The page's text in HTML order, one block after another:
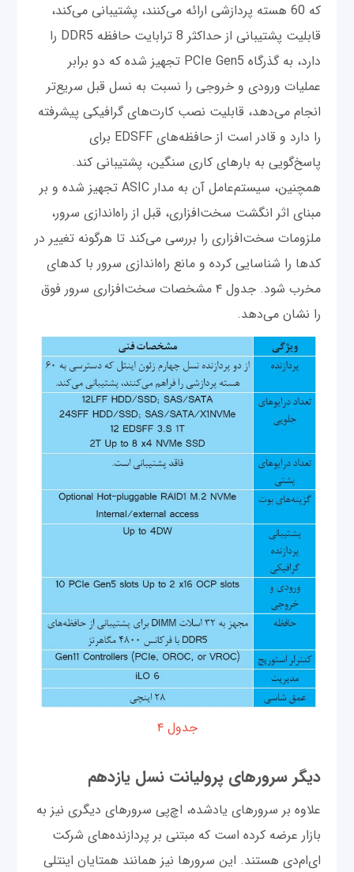
که 60 هسته پردازشی ارائه می‌کنند، پشتیبانی می‌کند،
قابلیت پشتیبانی از حداکثر 8 ترابایت حافظه DDR5 را
دارد، به گذرگاه PCIe Gen5 تجهیز شده که دو برابر
عملیات ورودی و خروجی را نسبت به نسل قبل سریع‌تر
انجام می‌دهد، قابلیت نصب کارت‌های گرافیکی پیشرفته
را دارد و قادر است از حافظه‌های EDSFF برای
پاسخ‌گویی به بارهای کاری سنگین، پشتیبانی ‌کند.
همچنین، سیستم‌عامل آن به مدار ASIC تجهیز شده و بر
مبنای اثر انگشت سخت‌افزاری، قبل از راه‌اندازی سرور،
ملزومات سخت‌افزاری را بررسی می‌کند تا هرگونه تغییر در
کدها را شناسایی کرده و مانع راه‌اندازی سرور با کدهای
مخرب شود. جدول ۴ مشخصات سخت‌افزاری سرور فوق
را نشان می‌دهد.
جدول ۴
دیگر سرورهای پرولیانت نسل یازدهم
علاوه بر سرورهای یادشده، اچ‌پی سرورهای دیگری نیز به
بازار عرضه کرده است که مبتنی بر پردازنده‌های شرکت
ای‌ام‌دی هستند. این سرورها نیز همانند همتایان اینتلی